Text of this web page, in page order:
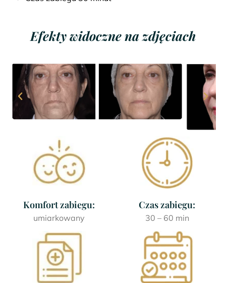
Efekty widoczne na zdjęciach
Komfort zabiegu:
umiarkowany
Czas zabiegu:
30 – 60 min